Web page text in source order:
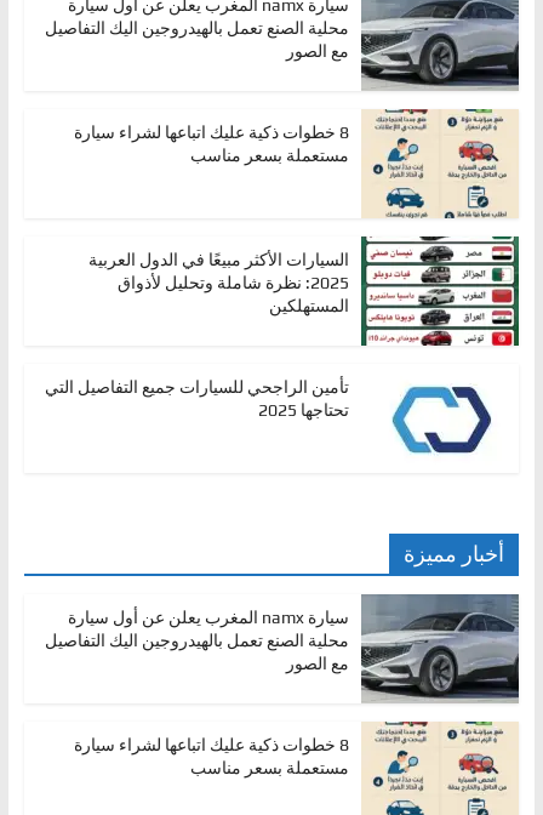
سيارة namx المغرب يعلن عن أول سيارة
محلية الصنع تعمل بالهيدروجين اليك التفاصيل
مع الصور
8 خطوات ذكية عليك اتباعها لشراء سيارة
مستعملة بسعر مناسب
السيارات الأكثر مبيعًا في الدول العربية
2025: نظرة شاملة وتحليل لأذواق
المستهلكين
تأمين الراجحي للسيارات جميع التفاصيل التي
تحتاجها 2025
أخبار مميزة
سيارة namx المغرب يعلن عن أول سيارة
محلية الصنع تعمل بالهيدروجين اليك التفاصيل
مع الصور
8 خطوات ذكية عليك اتباعها لشراء سيارة
مستعملة بسعر مناسب